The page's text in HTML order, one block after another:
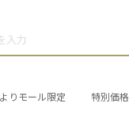
りモール限定 特別価格